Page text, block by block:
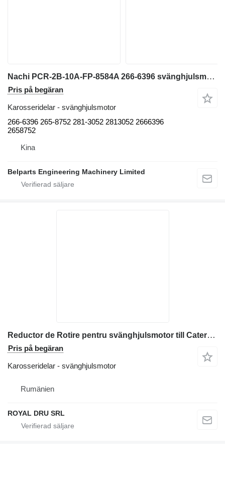
Nachi PCR-2B-10A-FP-8584A 266-6396 svänghjulsmotor till Caterpillar 303.5C 303.5D 303.5E 304D CR 304E minigrävare
Pris på begäran
Karosseridelar - svänghjulsmotor
266-6396 265-8752 281-3052 2813052 2666396
2658752
Kina
Belparts Engineering Machinery Limited
Reductor de Rotire pentru svänghjulsmotor till Caterpillar Caterpillar 303 CR / 303.5 C entreprenadmaskiner
Pris på begäran
Karosseridelar - svänghjulsmotor
Rumänien
ROYAL DRU SRL